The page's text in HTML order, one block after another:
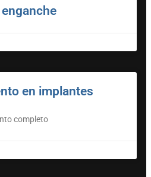
en implantes
completo